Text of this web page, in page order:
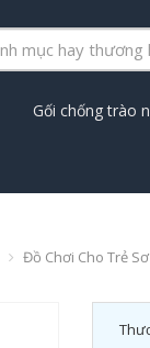
Gối chống trào
Đồ Chơi Cho Trẻ